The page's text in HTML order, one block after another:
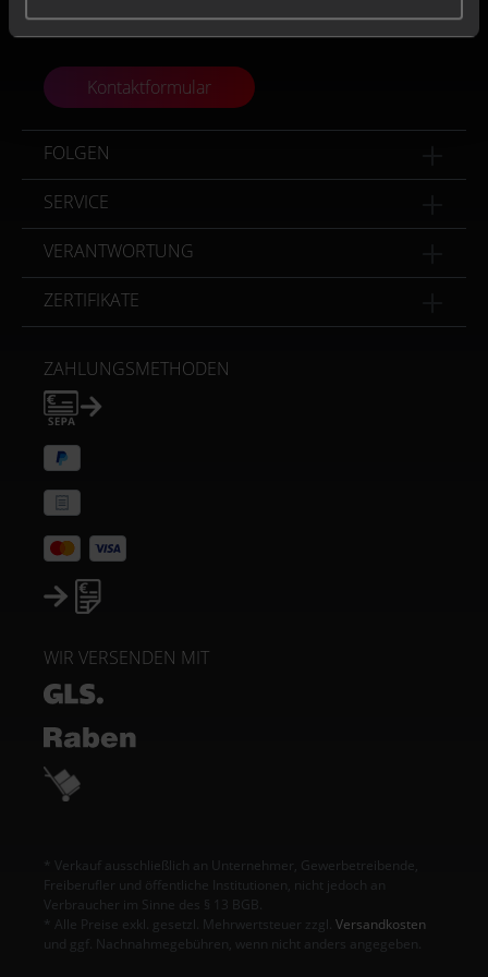
Kontaktformular
FOLGEN
SERVICE
VERANTWORTUNG
ZERTIFIKATE
ZAHLUNGSMETHODEN
WIR VERSENDEN MIT
* Verkauf ausschließlich an Unternehmer, Gewerbetreibende,
Freiberufler und öffentliche Institutionen, nicht jedoch an
Verbraucher im Sinne des § 13 BGB.
* Alle Preise exkl. gesetzl. Mehrwertsteuer zzgl. Versandkosten
und ggf. Nachnahmegebühren, wenn nicht anders angegeben.